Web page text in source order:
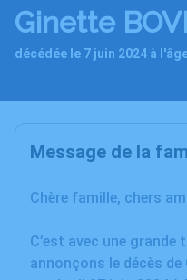
Ginette
décédée le 7 juin 2024 à
Message de la
Chère famille, chers
C’est avec une
annonçons le décès de